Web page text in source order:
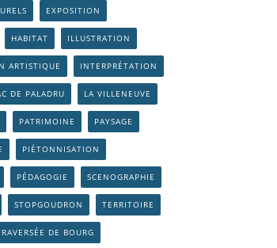
EXPOSITION
HABITAT ILLUSTRATION
ARTISTIQUE INTERPRÉTATION
DE PALADRU LA VILLENEUVE
PATRIMOINE PAYSAGE
PIÉTONNISATION
PÉDAGOGIE SCENOGRAPHIE
STOPGOUDRON TERRITOIRE
DE BOURG